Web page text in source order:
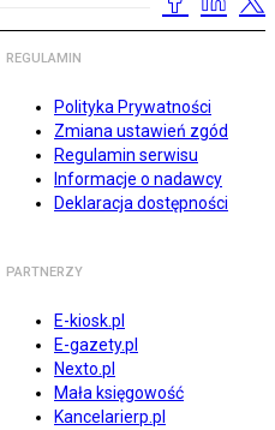
REGULAMIN
Polityka Prywatności
Zmiana ustawień zgód
Regulamin serwisu
Informacje o nadawcy
Deklaracja dostępności
PARTNERZY
E-kiosk.pl
E-gazety.pl
Nexto.pl
Mała księgowość
Kancelarierp.pl